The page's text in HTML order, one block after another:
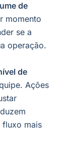
de
momento
se a
operação.
de
Ações
fluxo mais